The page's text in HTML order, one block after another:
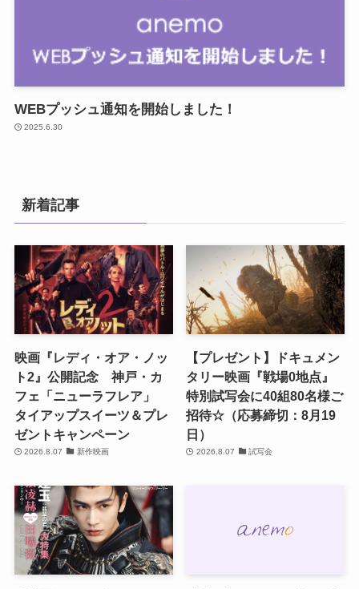
WEBプッシュ通知を開始しました！
2025.6.30
新着記事
映画『レディ・オア・ノッ
ト2』公開記念 神戸・カ
フェ「ニューラフレア」
タイアップスイーツ＆プレ
ゼントキャンペーン
2026.8.07 新作映画
【プレゼント】ドキュメン
タリー映画『戦場0地点』
特別試写会に40組80名様ご
招待☆（応募締切：8月19
日）
2026.8.07 試写会